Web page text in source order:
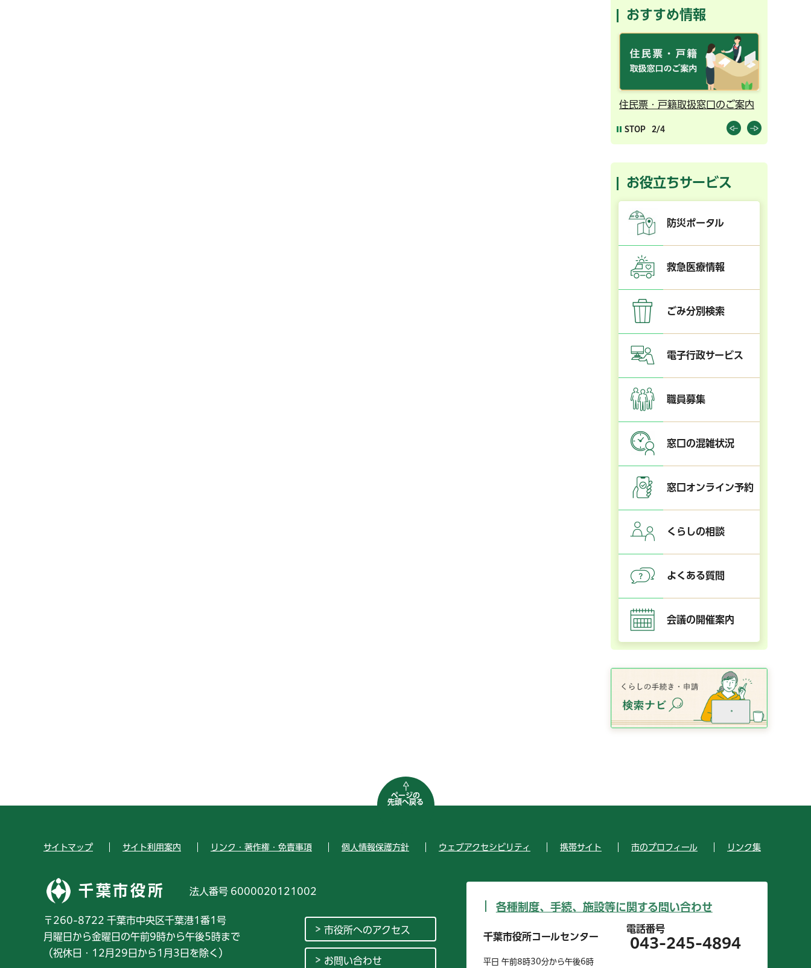
おすすめ情報
住民票・戸籍取扱窓口のご案内
STOP 2/4
お役立ちサービス
防災ポータル
救急医療情報
ごみ分別検索
電子行政サービス
職員募集
窓口の混雑状況
窓口オンライン予約
くらしの相談
よくある質問
会議の開催案内
ページの
先頭へ戻る
サイトマップ サイト利用案内 リンク・著作権・免責事項 個人情報保護方針 ウェブアクセシビリティ 携帯サイト 市のプロフィール リンク集
千葉市役所 法人番号 6000020121002
〒260-8722 千葉市中央区千葉港1番1号
月曜日から金曜日の午前9時から午後5時まで
（祝休日・12月29日から1月3日を除く）
市役所へのアクセス
お問い合わせ
各種制度、手続、施設等に関する問い合わせ
千葉市役所コールセンター
電話番号
043-245-4894
平日 午前8時30分から午後6時